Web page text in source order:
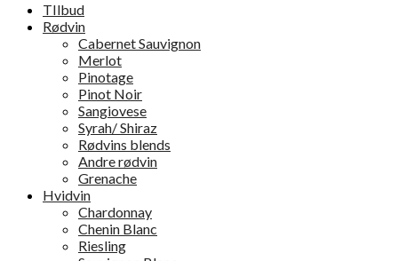
TIlbud
Rødvin
Cabernet Sauvignon
Merlot
Pinotage
Pinot Noir
Sangiovese
Syrah/ Shiraz
Rødvins blends
Andre rødvin
Grenache
Hvidvin
Chardonnay
Chenin Blanc
Riesling